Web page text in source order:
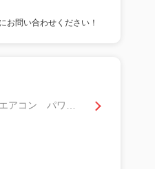
お問い合わせください！